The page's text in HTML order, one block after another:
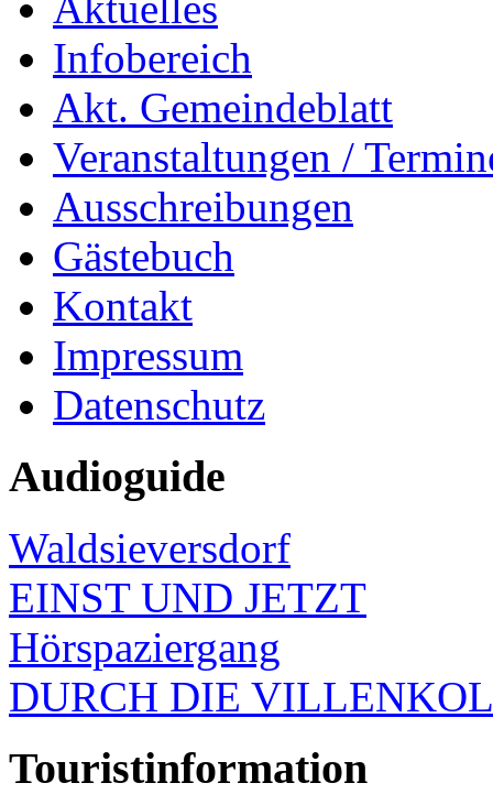
Infobereich
Akt. Gemeindeblatt
Veranstaltungen /
Ausschreibungen
Gästebuch
Kontakt
Impressum
Datenschutz
Audioguide
Waldsieversdorf
EINST UND JETZT
Hörspaziergang
DURCH DIE
Touristinformation